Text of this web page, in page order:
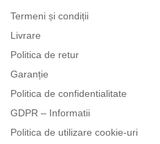
Termeni și condiții
Livrare
Politica de retur
Garanție
Politica de confidentialitate
GDPR – Informatii
Politica de utilizare cookie-uri